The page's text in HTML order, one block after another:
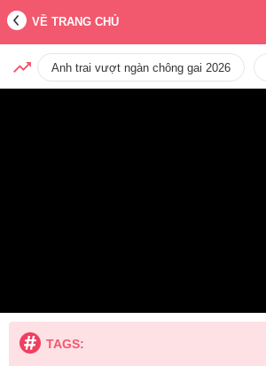
VỀ TRANG CHỦ
Anh trai vượt ngàn chông gai 2026
TAGS: